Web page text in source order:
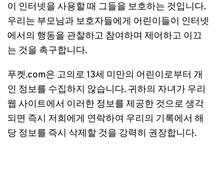
이 인터넷을 사용할 때 그들을 보호하는 것입니다.
우리는 부모님과 보호자들에게 어린이들이 인터넷
에서의 행동을 관찰하고 참여하며 제어하고 이끄
는 것을 촉구합니다.
푸켓.com은 고의로 13세 미만의 어린이로부터 개
인 정보를 수집하지 않습니다. 귀하의 자녀가 우리
웹 사이트에서 이러한 정보를 제공한 것으로 생각
되면 즉시 저희에게 연락하여 우리의 기록에서 해
당 정보를 즉시 삭제할 것을 강력히 권장합니다.